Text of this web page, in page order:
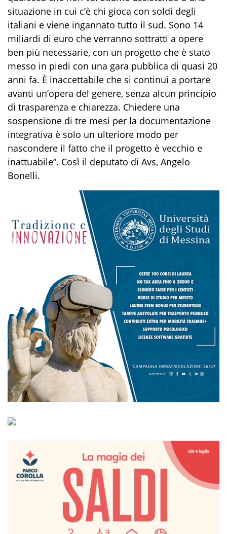
situazione in cui c’è chi gioca con soldi degli
italiani e viene ingannato tutto il sud. Sono 14
miliardi di euro che verranno sottratti a opere
ben più necessarie, con un progetto che è stato
messo in piedi con una gara pubblica di quasi 20
anni fa. È inaccettabile che si continui a portare
avanti un’opera del genere, senza alcun principio
di trasparenza e chiarezza. Chiedere una
sospensione di tre mesi per la documentazione
integrativa è solo un ulteriore modo per
nascondere il fatto che il progetto è vecchio e
inattuabile”. Così il deputato di Avs, Angelo
Bonelli.